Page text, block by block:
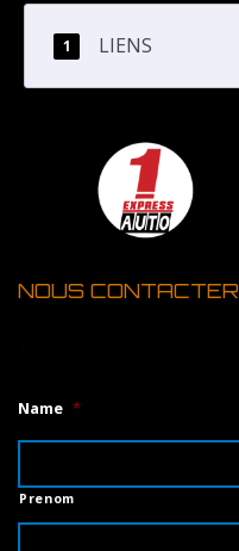
LIENS
NOUS CONTACTER
Name *
Prenom